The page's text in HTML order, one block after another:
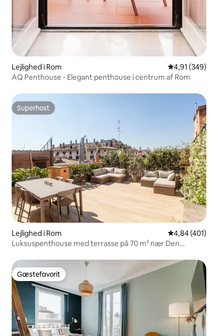
Lejlighed i Rom 4,91 ud af 5 i
4,91 (349)
AQ Penthouse - Elegant penthouse i centrum af Rom
Superhost
Superhost
Lejlighed i Rom 4,84 ud af 5 i
4,84 (401)
Luksuspenthouse med terrasse på 70 m² nær Den
Gæstefavorit
Gæstefavorit